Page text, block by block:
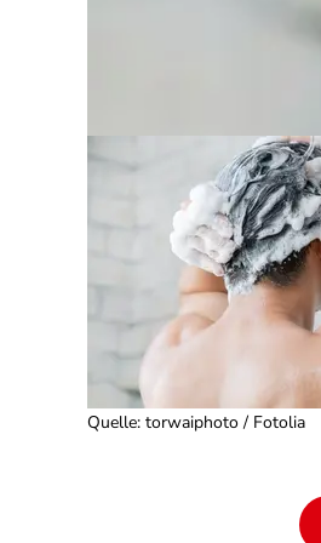
Quelle: torwaiphoto / Fotolia